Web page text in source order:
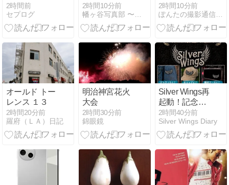
地
2時間前
セプログ
2時間10分前
幡ヶ谷写真部 〜幡ヶ谷司法書士事務所の写真ブログ〜
(#^.^#)
2時間10分前
ぽんたの撮影通信＆うどん麺類大好き生活
オールド トー
レンス １３
2時間20分前
羅府（ＬＡ）日記
明治神宮花火
大会
2時間30分前
錦眼鏡
Silver Wings再
起動！記念ワ
ッペン！
2時間40分前
Silver Wings Diary